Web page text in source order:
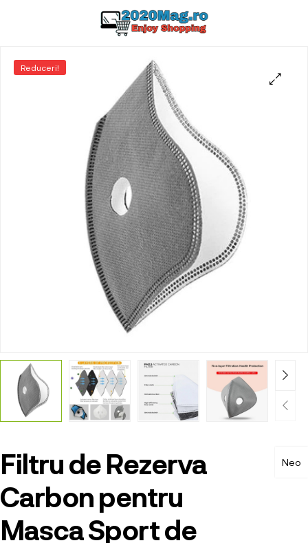
Reduceri!
Neo
Filtru de Rezerva
Carbon pentru
Masca Sport de